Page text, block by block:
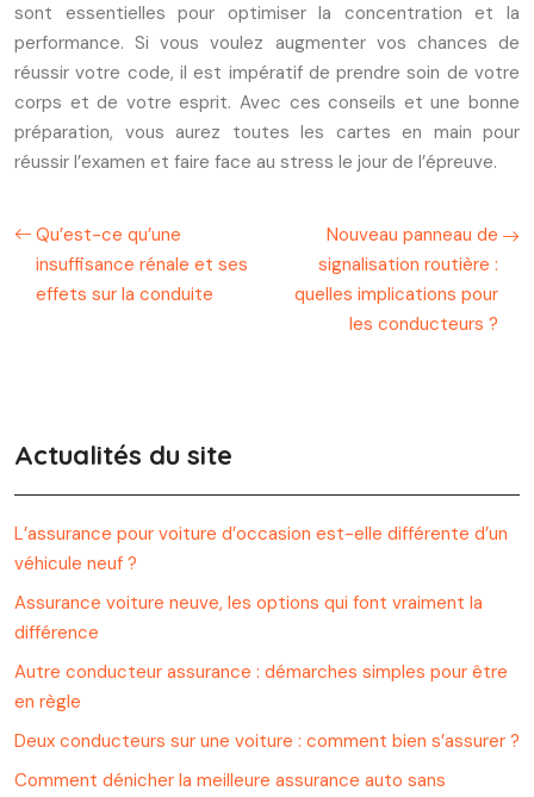
sont essentielles pour optimiser la concentration et la
performance. Si vous voulez augmenter vos chances de
réussir votre code, il est impératif de prendre soin de votre
corps et de votre esprit. Avec ces conseils et une bonne
préparation, vous aurez toutes les cartes en main pour
réussir l’examen et faire face au stress le jour de l’épreuve.
Qu’est-ce qu’une
insuffisance rénale et ses
effets sur la conduite
Nouveau panneau de
signalisation routière :
quelles implications pour
les conducteurs ?
Actualités du site
L’assurance pour voiture d’occasion est-elle différente d’un
véhicule neuf ?
Assurance voiture neuve, les options qui font vraiment la
différence
Autre conducteur assurance : démarches simples pour être
en règle
Deux conducteurs sur une voiture : comment bien s’assurer ?
Comment dénicher la meilleure assurance auto sans